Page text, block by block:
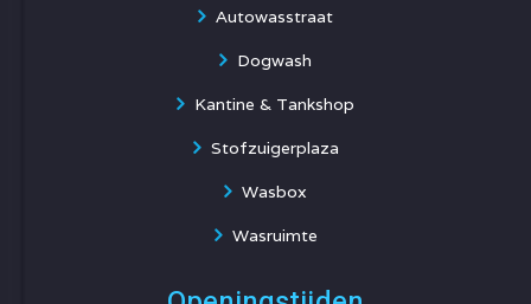
Autowasstraat
Dogwash
Kantine & Tankshop
Stofzuigerplaza
Wasbox
Wasruimte